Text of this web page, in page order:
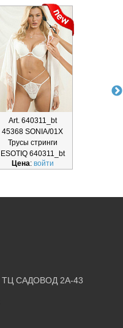
Art. 640311_bt
45368 SONIA/01X
Трусы стринги
ESOTIQ 640311_bt
Цена: войти
ТЦ САДОВОД 2А-43